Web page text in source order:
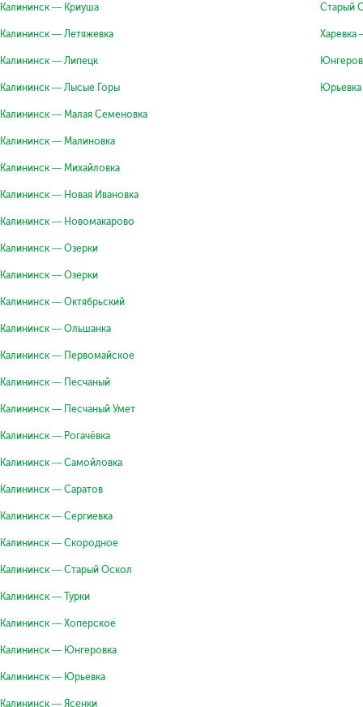
Калининск — Криуша
Калининск — Летяжевка
Калининск — Липецк
Калининск — Лысые Горы
Калининск — Малая Семеновка
Калининск — Малиновка
Калининск — Михайловка
Калининск — Новая Ивановка
Калининск — Новомакарово
Калининск — Озерки
Калининск — Озерки
Калининск — Октябрьский
Калининск — Ольшанка
Калининск — Первомайское
Калининск — Песчаный
Калининск — Песчаный Умет
Калининск — Рогачёвка
Калининск — Самойловка
Калининск — Саратов
Калининск — Сергиевка
Калининск — Скородное
Калининск — Старый Оскол
Калининск — Турки
Калининск — Хоперское
Калининск — Юнгеровка
Калининск — Юрьевка
Калининск — Ясенки
Старый
Харевка